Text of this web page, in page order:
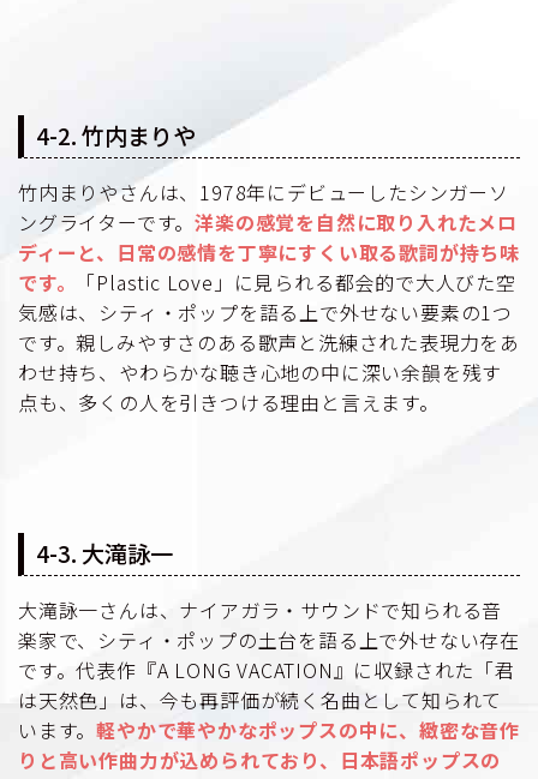
4-2. 竹内まりや
竹内まりやさんは、1978年にデビューしたシンガーソ
ングライターです。洋楽の感覚を自然に取り入れたメロ
ディーと、日常の感情を丁寧にすくい取る歌詞が持ち味
です。
「Plastic Love」に見られる都会的で大人びた空
気感は、シティ・ポップを語る上で外せない要素の1つ
です。親しみやすさのある歌声と洗練された表現力をあ
わせ持ち、やわらかな聴き心地の中に深い余韻を残す
点も、多くの人を引きつける理由と言えます。
4-3. 大滝詠一
大滝詠一さんは、ナイアガラ・サウンドで知られる音
楽家で、シティ・ポップの土台を語る上で外せない存在
です。代表作『A LONG VACATION』に収録された「君
は天然色」は、今も再評価が続く名曲として知られて
います。軽やかで華やかなポップスの中に、緻密な音作
りと高い作曲力が込められており、日本語ポップスの